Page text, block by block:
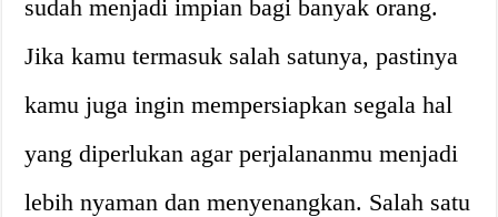
sudah menjadi impian bagi banyak orang.
Jika kamu termasuk salah satunya, pastinya
kamu juga ingin mempersiapkan segala hal
yang diperlukan agar perjalananmu menjadi
lebih nyaman dan menyenangkan. Salah satu